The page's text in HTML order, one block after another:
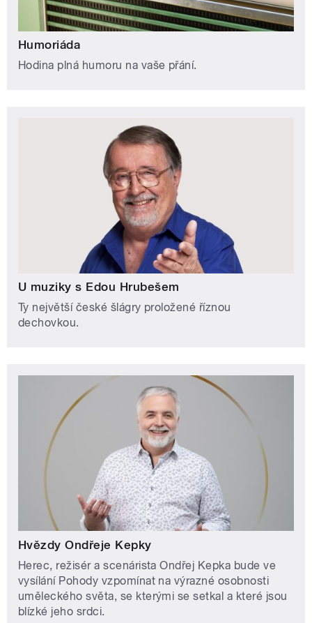
Humoriáda
Hodina plná humoru na vaše přání.
U muziky s Edou Hrubešem
Ty největší české šlágry proložené říznou
dechovkou.
Hvězdy Ondřeje Kepky
Herec, režisér a scenárista Ondřej Kepka bude ve
vysílání Pohody vzpomínat na výrazné osobnosti
uměleckého světa, se kterými se setkal a které jsou
blízké jeho srdci.